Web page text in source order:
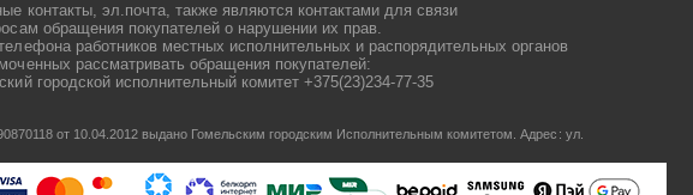
контакты, эл.почта, также являются контактами для связи
обращения покупателей о нарушении их прав.
работников местных исполнительных и распорядительных органов
рассматривать обращения покупателей:
городской исполнительный комитет +375(23)234-77-35
от 10.04.2012 выдано Гомельским городским Исполнительным комитетом.Адрес: ул.